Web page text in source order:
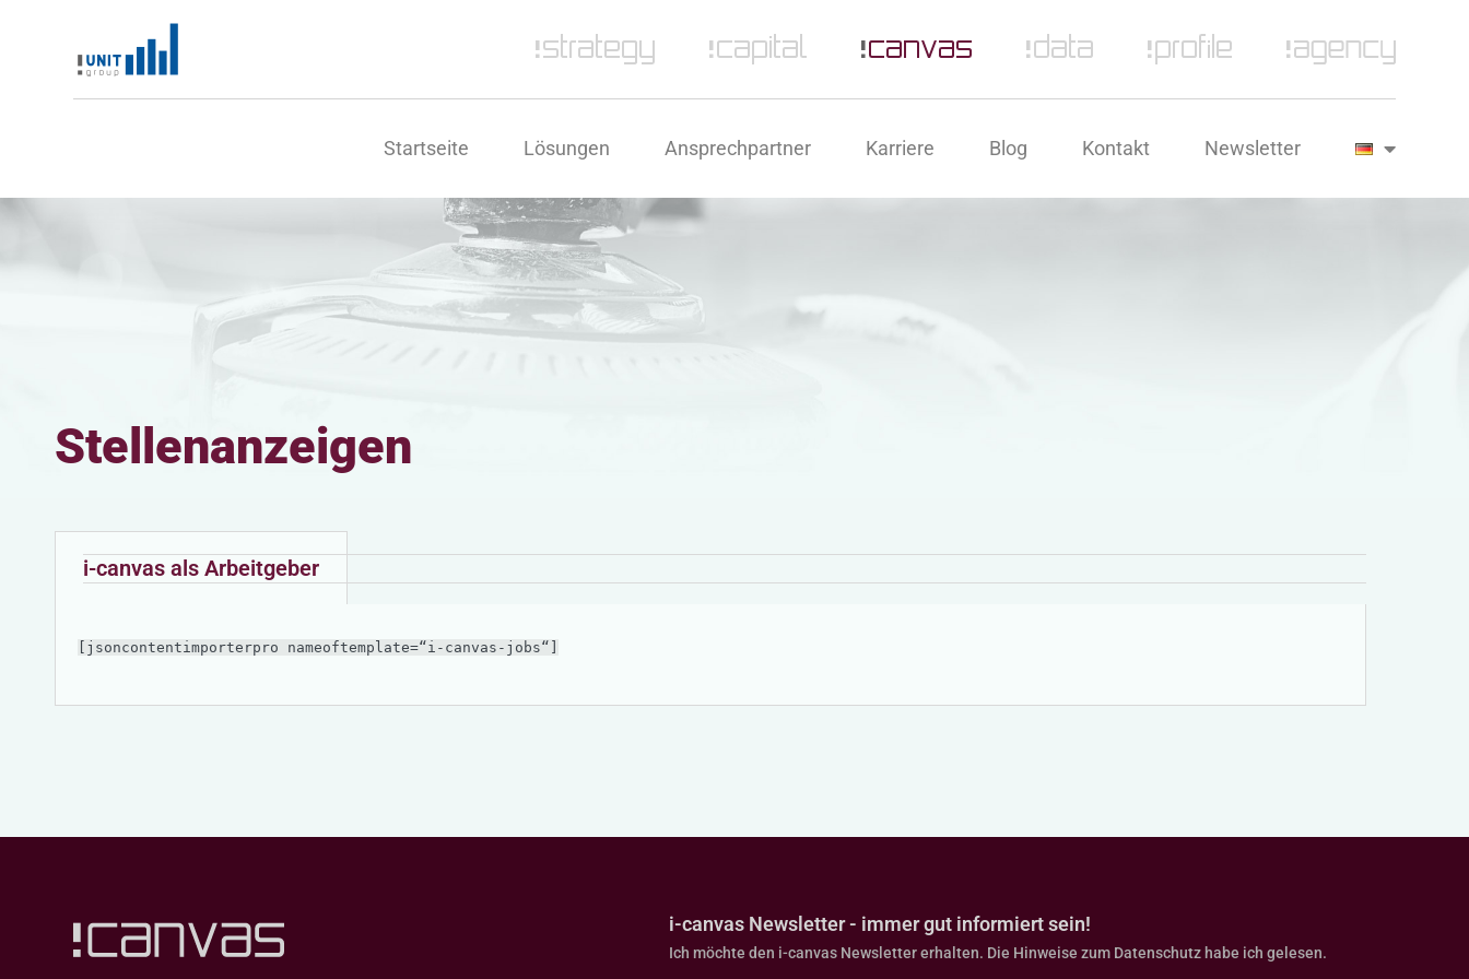
Startseite Lösungen Ansprechpartner Karriere Blog Kontakt Newsletter
Stellenanzeigen
i-canvas als Arbeitgeber
[jsoncontentimporterpro nameoftemplate=“i-canvas-jobs“]
i-canvas Newsletter - immer gut informiert sein!
Ich möchte den i-canvas Newsletter erhalten. Die Hinweise zum Datenschutz habe ich gelesen.